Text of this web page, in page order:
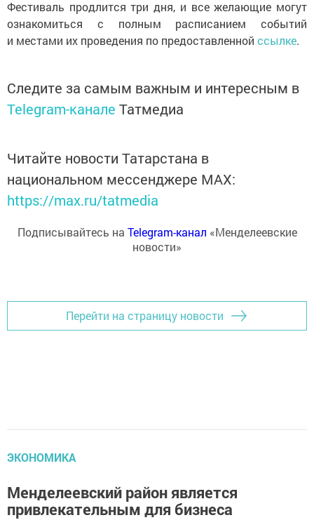
Фестиваль продлится три дня, и все желающие могут
ознакомиться с полным расписанием событий
и местами их проведения по предоставленной ссылке.
Следите за самым важным и интересным в
Telegram-канале Татмедиа
Читайте новости Татарстана в
национальном мессенджере MАХ:
https://max.ru/tatmedia
Подписывайтесь на Telegram-канал «Менделеевские
новости»
Перейти на страницу новости
ЭКОНОМИКА
Менделеевский район является
привлекательным для бизнеса